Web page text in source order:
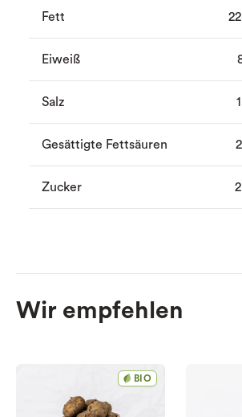
Fett
Eiweiß
Salz
Gesättigte Fettsäuren
Zucker
Wir empfehlen
BIO